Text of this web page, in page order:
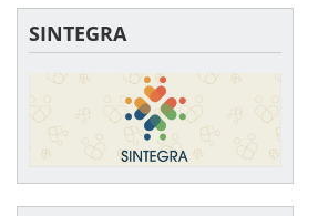
SINTEGRA